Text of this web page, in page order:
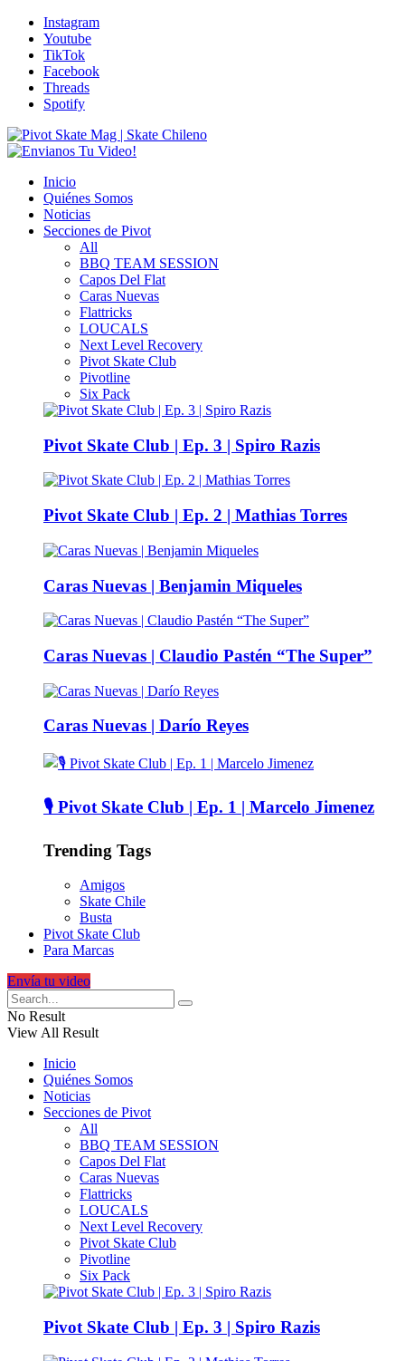
Instagram
Youtube
TikTok
Facebook
Threads
Spotify
Inicio
Quiénes Somos
Noticias
Secciones de Pivot
All
BBQ TEAM SESSION
Capos Del Flat
Caras Nuevas
Flattricks
LOUCALS
Next Level Recovery
Pivot Skate Club
Pivotline
Six Pack
Pivot Skate Club | Ep. 3 | Spiro Razis
Pivot Skate Club | Ep. 2 | Mathias Torres
Caras Nuevas | Benjamin Miqueles
Caras Nuevas | Claudio Pastén “The Super”
Caras Nuevas | Darío Reyes
🎙️ Pivot Skate Club | Ep. 1 | Marcelo Jimenez
Trending Tags
Amigos
Skate Chile
Busta
Pivot Skate Club
Para Marcas
Envía tu video
No Result
View All Result
Inicio
Quiénes Somos
Noticias
Secciones de Pivot
All
BBQ TEAM SESSION
Capos Del Flat
Caras Nuevas
Flattricks
LOUCALS
Next Level Recovery
Pivot Skate Club
Pivotline
Six Pack
Pivot Skate Club | Ep. 3 | Spiro Razis